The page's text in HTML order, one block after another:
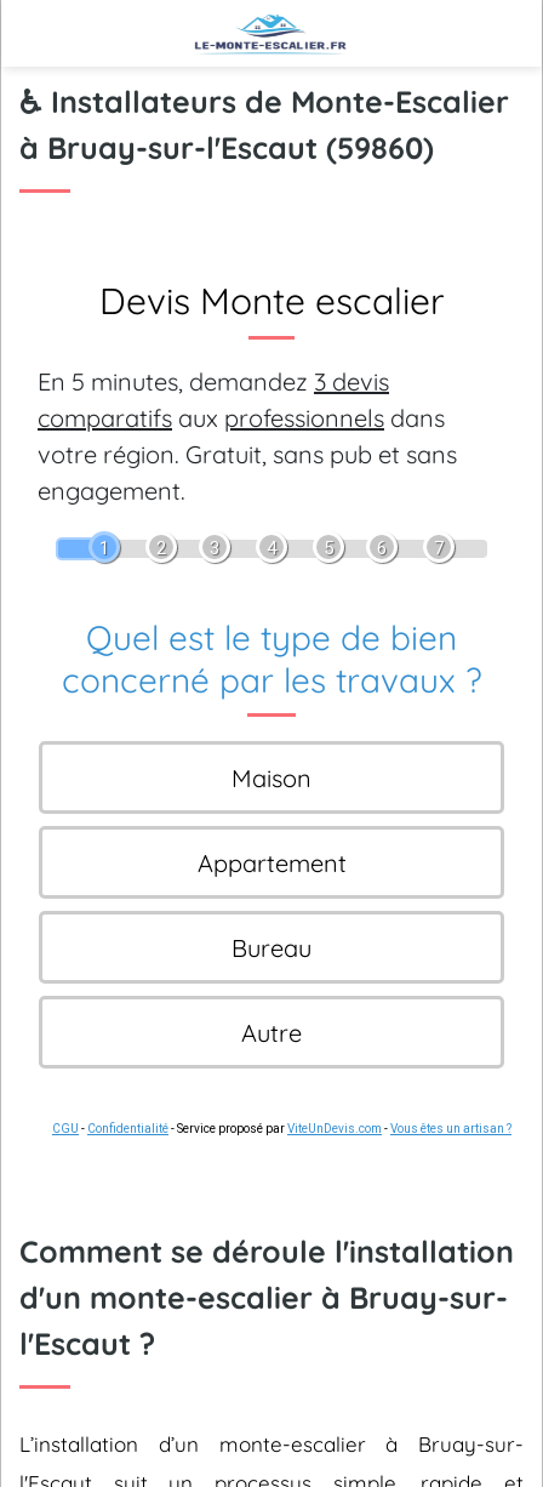
♿ Installateurs de Monte-Escalier
à Bruay-sur-l'Escaut (59860)
Devis Monte escalier
En 5 minutes, demandez 3 devis
comparatifs aux professionnels dans
votre région. Gratuit, sans pub et sans
engagement.
1 2 3 4 5 6 7
Quel est le type de bien
concerné par les travaux ?
Maison
Appartement
Bureau
Autre
CGU - Confidentialité- Service proposé parViteUnDevis.com -Vous êtes un artisan ?
Comment se déroule l'installation
d'un monte-escalier à Bruay-sur-
l'Escaut ?
L’installation d’un monte-escalier à Bruay-sur-